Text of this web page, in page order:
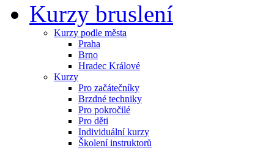
Kurzy bruslení
Kurzy podle města
Praha
Brno
Hradec Králové
Kurzy
Pro začátečníky
Brzdné techniky
Pro pokročilé
Pro děti
Individuální kurzy
Školení instruktorů